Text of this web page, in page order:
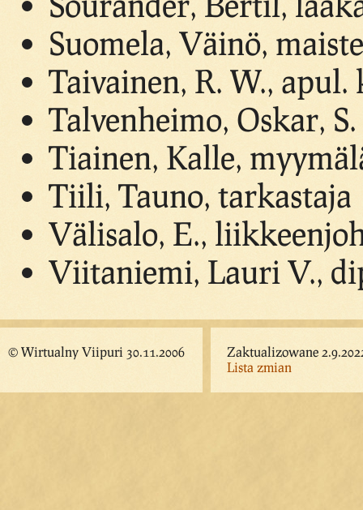
Suomela, Väinö,
Taivainen, R. W.,
Talvenheimo, Oskar,
Tiainen, Kalle,
Tiili, Tauno, tarkastaja
Välisalo, E.,
Viitaniemi, Lauri V.,
© Wirtualny Viipuri 30.11.2006
Zaktualizowane
Lista zmian